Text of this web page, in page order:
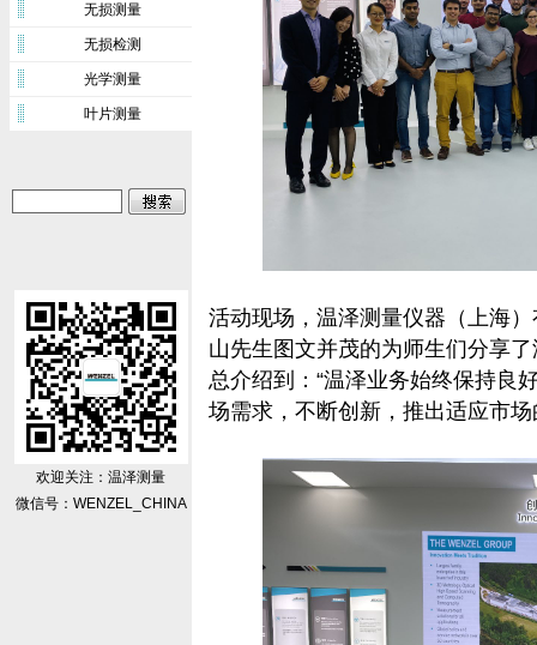
无损测量
无损检测
光学测量
叶片测量
欢迎关注：温泽测量
微信号：WENZEL_CHINA
活动现场，温泽测量仪器（上海
山先生图文并茂的为师生们分享
总介绍到：“温泽业务始终保持良
场需求，不断创新，推出适应市